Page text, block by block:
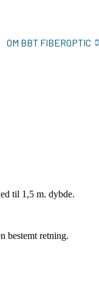
OM BBT FIBEROPTIC
til 1,5 m. dybde.
bestemt retning.